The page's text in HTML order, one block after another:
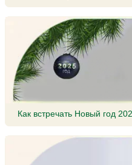
Как встречать Новый год